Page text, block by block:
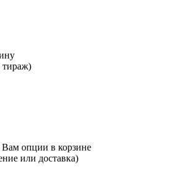
тираж)
опции в корзине
или доставка)